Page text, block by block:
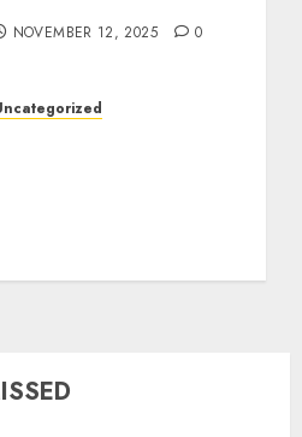
NOVEMBER 12, 2025 0